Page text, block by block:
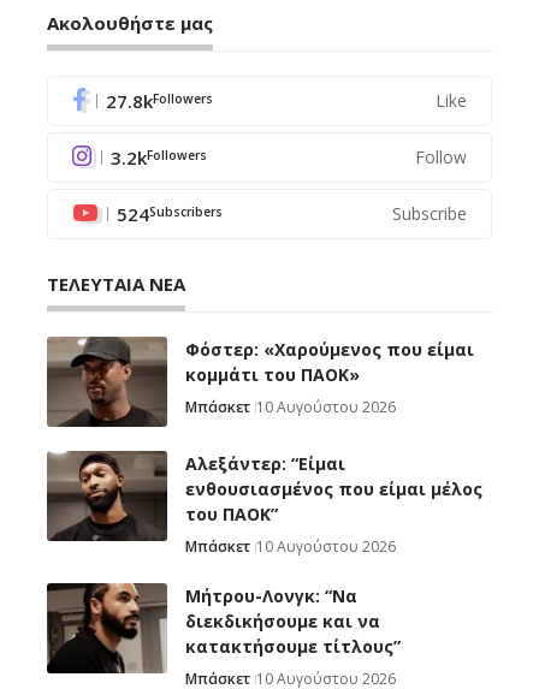
Ακολουθήστε μας
27.8kFollowers Like
3.2kFollowers Follow
524Subscribers Subscribe
ΤΕΛΕΥΤΑΙΑ ΝΕΑ
Φόστερ: «Χαρούμενος που είμαι
κομμάτι του ΠΑΟΚ»
Μπάσκετ 10 Αυγούστου 2026
Αλεξάντερ: “Είμαι
ενθουσιασμένος που είμαι μέλος
του ΠΑΟΚ”
Μπάσκετ 10 Αυγούστου 2026
Μήτρου-Λονγκ: “Nα
διεκδικήσουμε και να
κατακτήσουμε τίτλους”
Μπάσκετ 10 Αυγούστου 2026